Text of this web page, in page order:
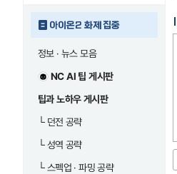
아이온2 화제 집중
정보 · 뉴스 모음
NC AI 팁 게시판
팁과 노하우 게시판
└던전 공략
└성역 공략
└스펙업 · 파밍 공략